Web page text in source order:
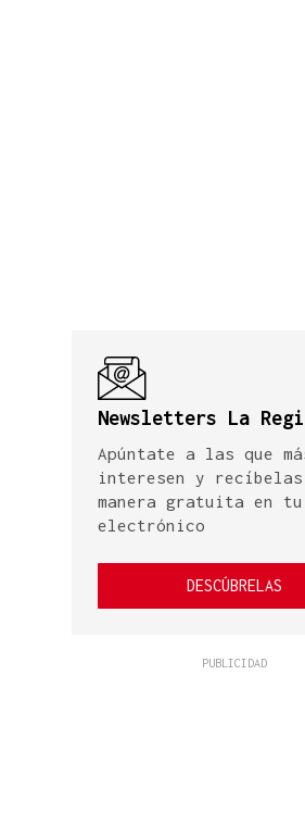
Newsletters La
Apúntate a las que
interesen y recíbelas
manera gratuita en
electrónico
DESCÚBRELAS